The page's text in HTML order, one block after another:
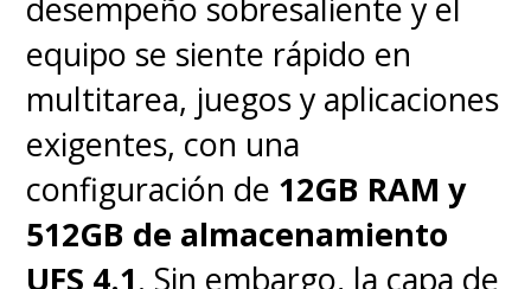
emocionales de sus
personajes y pone énfasis en
la distancia afectiva entre
padre e hijo, Estoico e Hipo
siendo mejor explorado para
darle mayor peso a los sucesos
desempeño sobresaliente y el
equipo se siente rápido en
multitarea, juegos y aplicaciones
exigentes, con una
configuración de 12GB RAM y
512GB de almacenamiento
UFS 4.1. Sin embargo, la capa de